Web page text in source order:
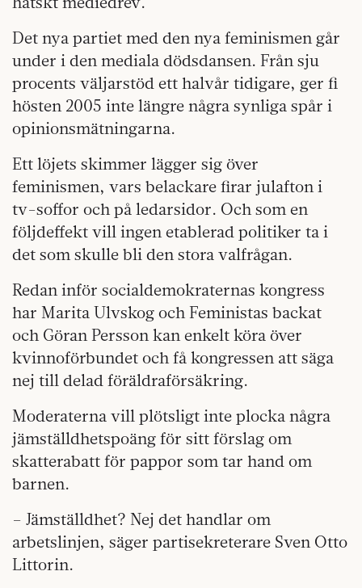
Det nya partiet med den nya feminismen går
under i den mediala dödsdansen. Från sju
procents väljarstöd ett halvår tidigare, ger fi
hösten 2005 inte längre några synliga spår i
opinionsmätningarna.
Ett löjets skimmer lägger sig över
feminismen, vars belackare firar julafton i
tv-soffor och på ledarsidor. Och som en
följdeffekt vill ingen etablerad politiker ta i
det som skulle bli den stora valfrågan.
Redan inför socialdemokraternas kongress
har Marita Ulvskog och Feministas backat
och Göran Persson kan enkelt köra över
kvinnoförbundet och få kongressen att säga
nej till delad föräldraförsäkring.
Moderaterna vill plötsligt inte plocka några
jämställdhetspoäng för sitt förslag om
skatterabatt för pappor som tar hand om
barnen.
– Jämställdhet? Nej det handlar om
arbetslinjen, säger partisekreterare Sven Otto
Littorin.